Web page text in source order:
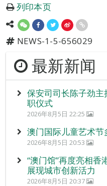
列印本页
NEWS-1-5-656029
最新新闻
保安司司长陈子劲
职仪式
2026年8月5日 22:25
澳门国际儿童艺术
2026年8月5日 20:53
“澳门馆”再度亮相
展现城市创新活力
2026年8月5日 20:37